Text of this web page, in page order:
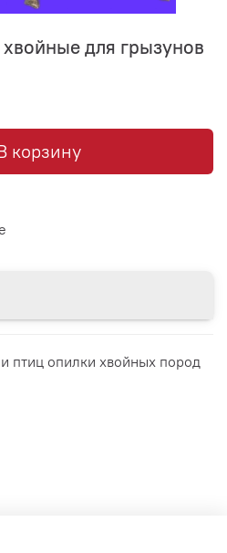
хвойные для грызунов
корзину
птиц опилки хвойных пород